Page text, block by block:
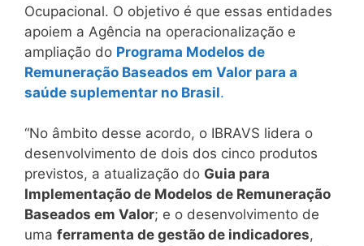
Ocupacional. O objetivo é que essas entidades
apoiem a Agência na operacionalização e
ampliação do Programa Modelos de
Remuneração Baseados em Valor para a
saúde suplementar no Brasil.
“No âmbito desse acordo, o IBRAVS lidera o
desenvolvimento de dois dos cinco produtos
previstos, a atualização do Guia para
Implementação de Modelos de Remuneração
Baseados em Valor; e o desenvolvimento de
uma ferramenta de gestão de indicadores,